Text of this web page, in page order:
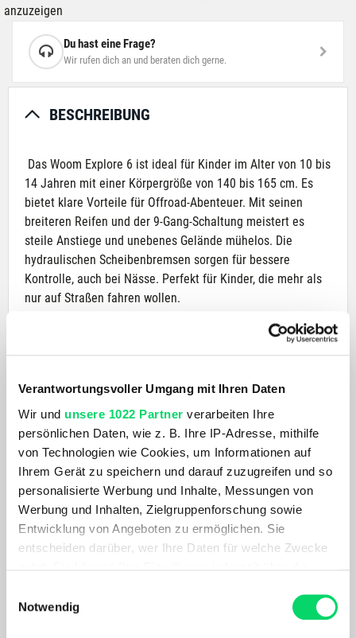
Verantwortungsvoller Umgang mit Ihren Daten
Wir und unsere 1022 Partner verarbeiten Ihre
persönlichen Daten, wie z. B. Ihre IP-Adresse, mithilfe
von Technologien wie Cookies, um Informationen auf
Ihrem Gerät zu speichern und darauf zuzugreifen und so
personalisierte Werbung und Inhalte, Messungen von
Werbung und Inhalten, Zielgruppenforschung sowie
Entwicklung von Angeboten zu ermöglichen. Sie
entscheiden darüber, wer Ihre Daten für welche Zwecke
Trigger Symbol ändern oder widerrufen
Notwendig
anzuzeigen
Du hast eine Frage?
Wir rufen dich an und beraten dich gerne.
BESCHREIBUNG
Das Woom Explore 6 ist ideal für Kinder im Alter von 10 bis
14 Jahren mit einer Körpergröße von 140 bis 165 cm. Es
bietet klare Vorteile für Offroad-Abenteuer. Mit seinen
breiteren Reifen und der 9-Gang-Schaltung meistert es
steile Anstiege und unebenes Gelände mühelos. Die
hydraulischen Scheibenbremsen sorgen für bessere
Kontrolle, auch bei Nässe. Perfekt für Kinder, die mehr als
nur auf Straßen fahren wollen.
PRODUKTDETAILS
AKTUELL BELIEBT
Acid 260 Disc